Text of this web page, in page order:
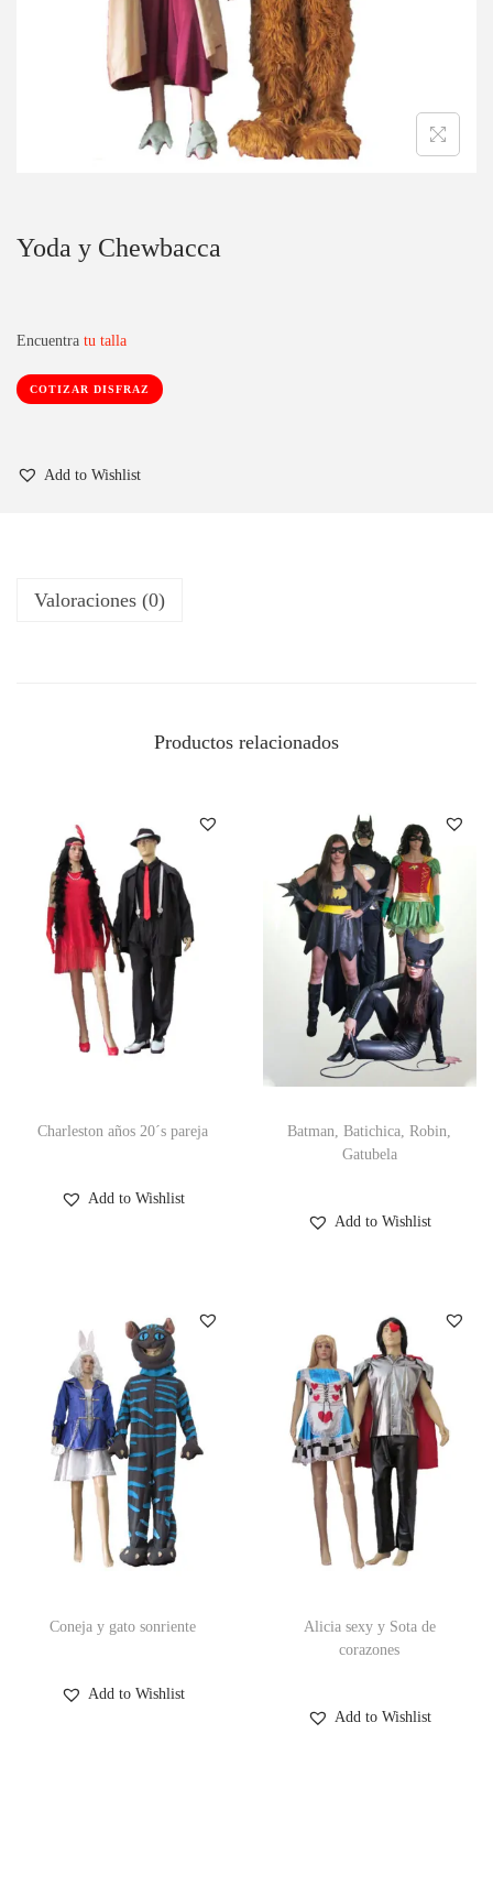
c
i
n
d
o
Yoda y Chewbacca
Encuentra tu talla
COTIZAR DISFRAZ
Add to Wishlist
Valoraciones (0)
Productos relacionados
Charleston años 20´s pareja
Add to Wishlist
Batman, Batichica, Robin,
Gatubela
Add to Wishlist
Coneja y gato sonriente
Add to Wishlist
Alicia sexy y Sota de
corazones
Add to Wishlist